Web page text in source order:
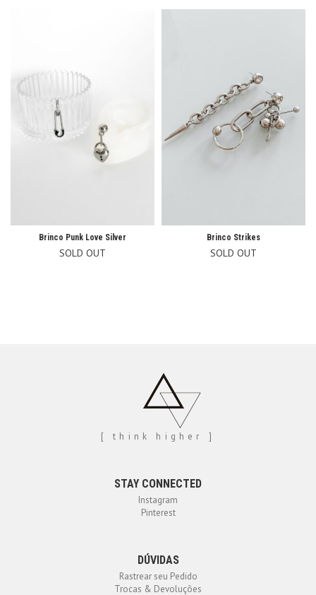
R$54,90.
Brinco Punk Love Silver
SOLD OUT
Brinco Strikes
SOLD OUT
[ think higher ]
STAY CONNECTED
Instagram
Pinterest
DÚVIDAS
Rastrear seu Pedido
Trocas & Devoluções